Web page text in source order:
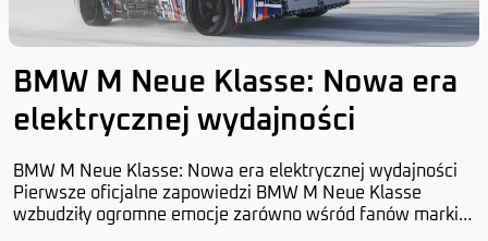
BMW M Neue Klasse: Nowa era
elektrycznej wydajności
BMW M Neue Klasse: Nowa era elektrycznej wydajności
Pierwsze oficjalne zapowiedzi BMW M Neue Klasse
wzbudziły ogromne emocje zarówno wśród fanów marki,